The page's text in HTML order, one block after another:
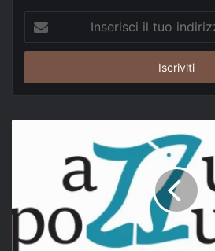
tuo
email